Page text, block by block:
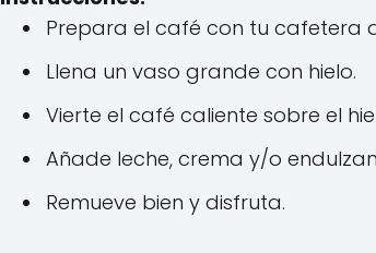
Prepara el café con tu cafetera
Llena un vaso grande con hielo.
Vierte el café caliente sobre el
Añade leche, crema y/o
Remueve bien y disfruta.